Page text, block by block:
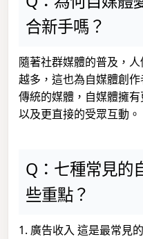
合新手嗎？
隨著社群媒體的普及，
越多，這也為自媒體創
傳統的媒體，自媒體擁
以及更直接的受眾互動。
Q：七種常見的
些重點？
1. 廣告收入 這是最常見